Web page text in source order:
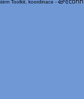
Toolkit , koordinace -